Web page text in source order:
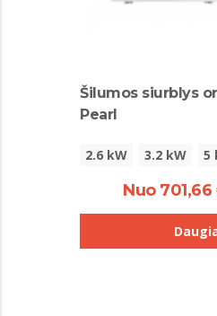
Šilumos siurblys
Pearl
2.6 kW 3.2 kW 5
Nuo 701,66